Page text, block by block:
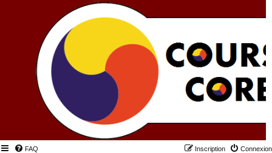
FAQ Connexion
Inscription